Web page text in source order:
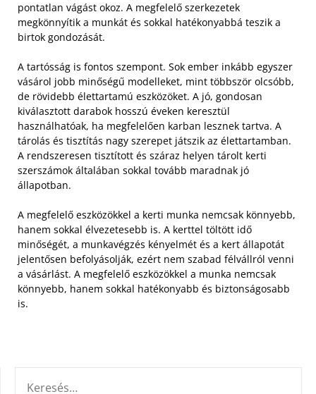
pontatlan vágást okoz. A megfelelő szerkezetek
megkönnyítik a munkát és sokkal hatékonyabbá teszik a
birtok gondozását.
A tartósság is fontos szempont. Sok ember inkább egyszer
vásárol jobb minőségű modelleket, mint többször olcsóbb,
de rövidebb élettartamú eszközöket. A jó, gondosan
kiválasztott darabok hosszú éveken keresztül
használhatóak, ha megfelelően karban lesznek tartva. A
tárolás és tisztítás nagy szerepet játszik az élettartamban.
A rendszeresen tisztított és száraz helyen tárolt kerti
szerszámok általában sokkal tovább maradnak jó
állapotban.
A megfelelő eszközökkel a kerti munka nemcsak könnyebb,
hanem sokkal élvezetesebb is. A kerttel töltött idő
minőségét, a munkavégzés kényelmét és a kert állapotát
jelentősen befolyásolják, ezért nem szabad félvállról venni
a vásárlást. A megfelelő eszközökkel a munka nemcsak
könnyebb, hanem sokkal hatékonyabb és biztonságosabb
is.